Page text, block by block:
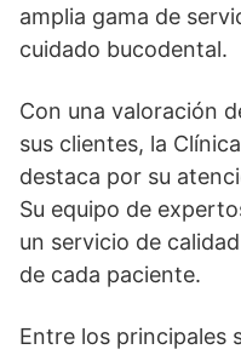
amplia gama de
cuidado bucodental.
Con una valoración
sus clientes, la
destaca por su
Su equipo de
un servicio de
de cada paciente.
Entre los principales